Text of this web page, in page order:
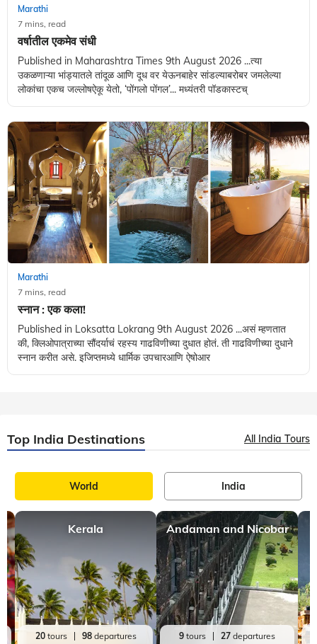
Marathi
7 mins, read
वर्षातील एकमेव संधी
Published in Maharashtra Times 9th August 2026 ...त्या
उकळणाऱ्या भांड्यातले तांदूळ आणि दूध वर येऊनबाहेर सांडल्याबरोबर जमलेल्या
लोकांचा एकच जल्लोषऐकू येतो, ‌‘पोंगलो पोंगल‌’... मध्यंतरी पॉडकास्टच्
Marathi
7 mins, read
स्नान : एक कला!
Published in Loksatta Lokrang 9th August 2026 ...असं म्हणतात
की, क्लिओपात्राच्या सौंदर्याचं रहस्य गाढविणीच्या दुधात होतं. ती गाढविणीच्या दुधाने
स्नान करीत असे. इजिप्तमध्ये धार्मिक उपचारआणि ऐषोआर
Top India Destinations All India Tours
World India
Kerala
20tours 98departures
Andaman and Nicobar
9 tours 27 departures